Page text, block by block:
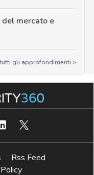
del mercato e
gli approfondimenti >
Rss Feed